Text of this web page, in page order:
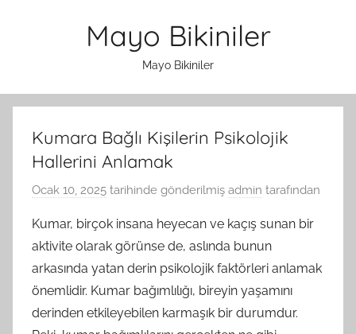
Mayo Bikiniler
Mayo Bikiniler
Kumara Bağlı Kişilerin Psikolojik
Hallerini Anlamak
Ocak 10, 2025 tarihinde gönderilmiş admin tarafından
Kumar, birçok insana heyecan ve kaçış sunan bir
aktivite olarak görünse de, aslında bunun
arkasında yatan derin psikolojik faktörleri anlamak
önemlidir. Kumar bağımlılığı, bireyin yaşamını
derinden etkileyebilen karmaşık bir durumdur.